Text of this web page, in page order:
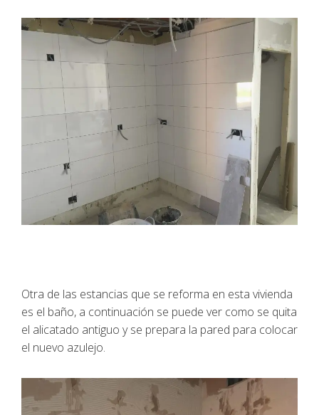
Otra de las estancias que se reforma en esta vivienda
es el baño, a continuación se puede ver como se quita
el alicatado antiguo y se prepara la pared para colocar
el nuevo azulejo.